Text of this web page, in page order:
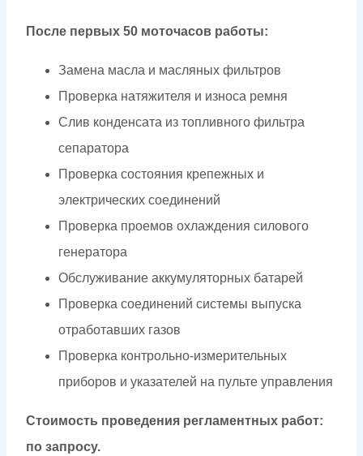
После первых 50 моточасов работы:
Замена масла и масляных фильтров
Проверка натяжителя и износа ремня
Слив конденсата из топливного фильтра
сепаратора
Проверка состояния крепежных и
электрических соединений
Проверка проемов охлаждения силового
генератора
Обслуживание аккумуляторных батарей
Проверка соединений системы выпуска
отработавших газов
Проверка контрольно-измерительных
приборов и указателей на пульте управления
Стоимость проведения регламентных работ:
по запросу.